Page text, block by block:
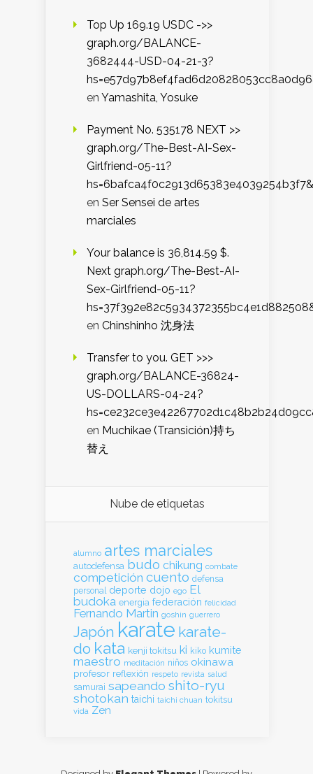
Top Up 169.19 USDC ->>
graph.org/BALANCE-
3682444-USD-04-21-3?
en Yamashita, Yosuke
Payment No. 535178 NEXT >>
graph.org/The-Best-AI-Sex-
Girlfriend-05-11?
hs=6bafca4f0c2913d65383e4039254b3f7&
en Ser Sensei de artes
marciales
Your balance is 36,814.59 $.
Next graph.org/The-Best-AI-
Sex-Girlfriend-05-11?
en Chinshinho 沈身法
Transfer to you. GET >>>
graph.org/BALANCE-36824-
US-DOLLARS-04-24?
en Muchikae (Transición)持ち
替え
Nube de etiquetas
alumno artes marciales
autodefensa budo chikung combate
competición cuento defensa
personal
deporte dojo ego El
budoka energia federación felicidad
Fernando Martin goshin guerrero
Japón karate karate-
do kata kenji tokitsu ki kiko kumite
maestro meditación niños okinawa
profesor reflexión respeto revista salud
samurai sapeando shito-ryu
shotokan taichi taichi chuan tokitsu
vida Zen